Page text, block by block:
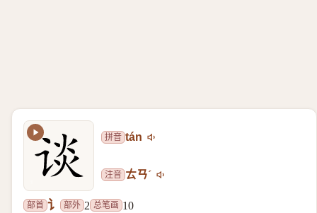
拼音 tán
注音 ㄊㄢˊ
部首 讠 部外 2 总笔画 10